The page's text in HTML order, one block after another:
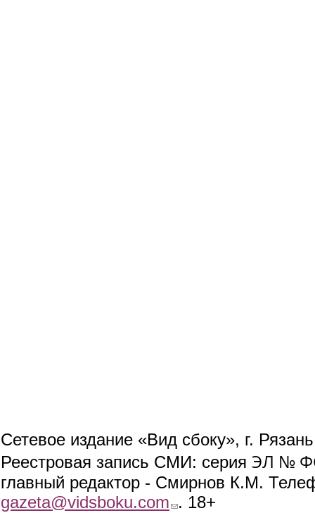
Сетевое издание «Вид сбоку», г.
Реестровая запись СМИ: серия ЭЛ №
главный редактор - Смирнов К.М.
gazeta@vidsboku.com (link sends e-mail)
. 18+